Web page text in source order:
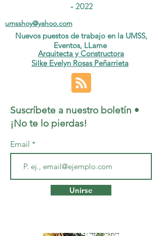
- 2022
Nuevos puestos de trabajo en la UMSS,
Eventos, LLame
umsshoy@yahoo.com
Arquitecta y Constructora
Silke Evelyn Rosas Peñarrieta
Suscríbete a nuestro boletín •
¡No te lo pierdas!
Email
Unirse